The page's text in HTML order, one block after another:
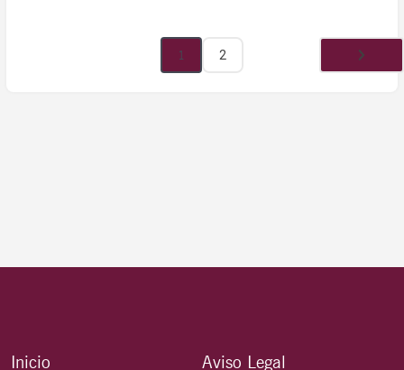
1 2
Inicio
Aviso Legal